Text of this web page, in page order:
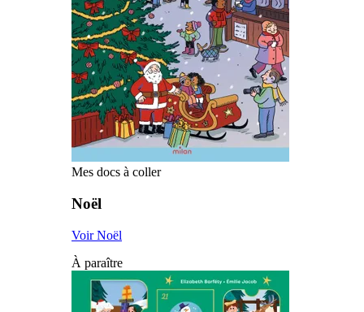
Mes docs à coller
Noël
Voir Noël
À paraître